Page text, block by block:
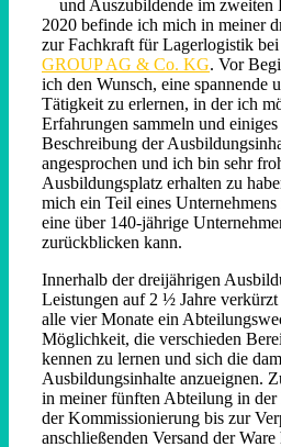
und Auszubildende im zweiten
2020 befinde ich mich in meiner
zur Fachkraft für Lagerlogistik
GROUP AG & Co. KG. Vor
ich den Wunsch, eine spannende
Tätigkeit zu erlernen, in der ich
Erfahrungen sammeln und
Beschreibung der
angesprochen und ich bin sehr
Ausbildungsplatz erhalten zu
mich ein Teil eines
eine über 140-jährige
zurückblicken kann.
Innerhalb der dreijährigen
Leistungen auf 2 ½ Jahre
alle vier Monate ein
Möglichkeit, die verschieden
kennen zu lernen und sich die
Ausbildungsinhalte anzueignen.
in meiner fünften Abteilung in
der Kommissionierung bis zur
anschließenden Versand der